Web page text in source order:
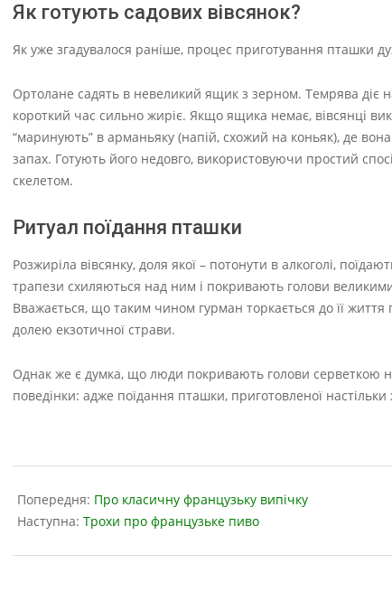
Як готують садових вівсянок?
Як уже згадувалося раніше, процес приготування пташки
Ортолане садять в невеликий ящик з зерном. Темрява діє
короткий час сильно жиріє. Якщо ящика немає, вівсянці
“маринують” в арманьяку (напій, схожий на коньяк), де
запах. Готують його недовго, використовуючи простий
скелетом.
Ритуал поїдання пташки
Розжиріла вівсянку, доля якої – потонути в алкоголі,
трапези схиляються над ним і покривають голови
Вважається, що таким чином гурман торкається до її
долею екзотичної страви.
Однак же є думка, що люди покривають голови серветкою
поведінки: адже поїдання пташки, приготовленої
07-
08
Попередня: Про класичну французьку випічку
Наступна: Трохи про французьке пиво